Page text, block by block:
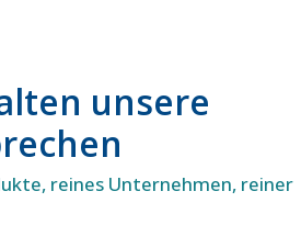
unsere
reines Unternehmen, reiner